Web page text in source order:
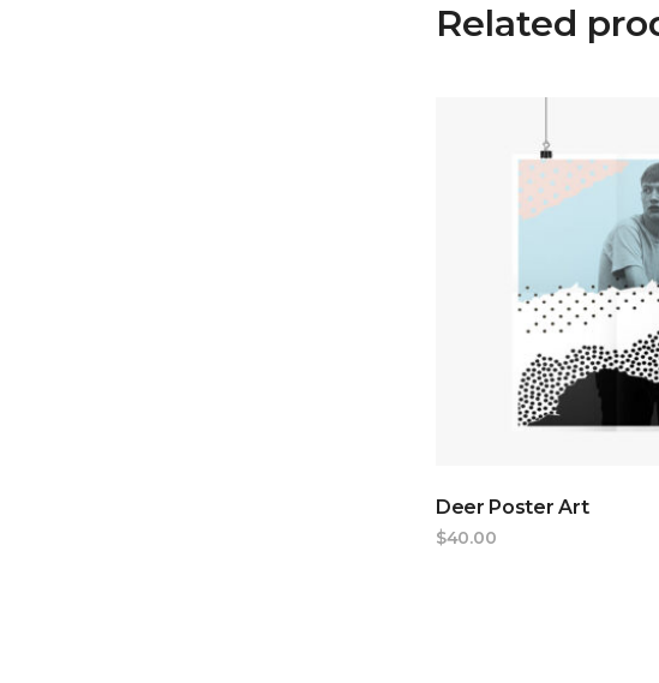
Related
ADD TO
Deer Poster Art
$40.00